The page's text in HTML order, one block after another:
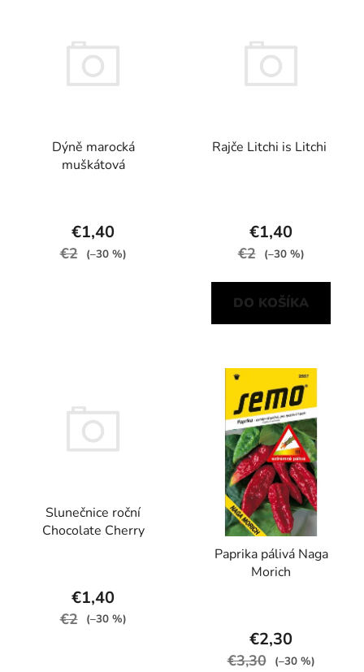
Dýně marocká
muškátová
€1,40
€2 (–30 %)
Rajče Litchi is Litchi
€1,40
€2 (–30 %)
DO KOŠÍKA
Slunečnice roční
Chocolate Cherry
€1,40
€2 (–30 %)
Paprika pálivá Naga
Morich
€2,30
€3,30 (–30 %)